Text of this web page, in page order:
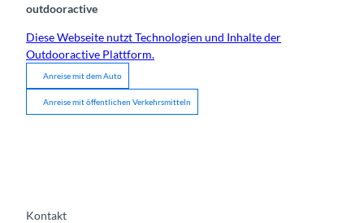
outdooractive
Diese Webseite nutzt Technologien und Inhalte der
Outdooractive Plattform.
Anreise mit dem Auto
Anreise mit öffentlichen Verkehrsmitteln
Kontakt